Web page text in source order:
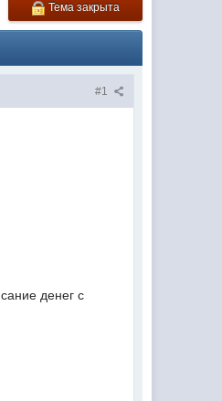
Тема закрыта
#1
денег с